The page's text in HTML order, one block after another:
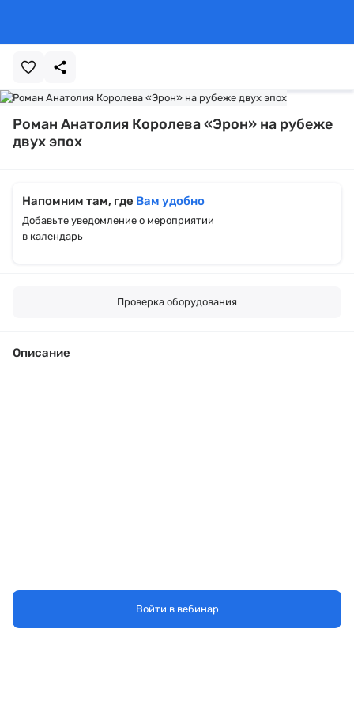
Роман Анатолия Королева «Эрон» на рубеже
двух эпох
Напомним там, где Вам удобно
Добавьте уведомление о мероприятии
в календарь
Проверка оборудования
Описание
Войти в вебинар